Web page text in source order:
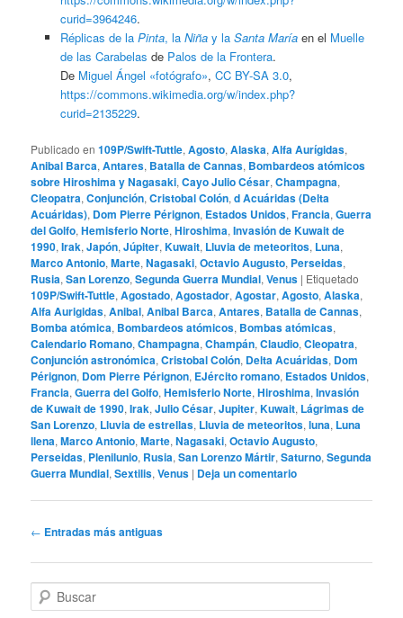
curid=3964246.
Réplicas de la Pinta, la Niñay la Santa Maríaen el Muelle
de las Carabelas de Palos de la Frontera.
De Miguel Ángel «fotógrafo», CC BY-SA 3.0,
https://commons.wikimedia.org/w/index.php?
curid=2135229.
Publicado en 109P/Swift-Tuttle,Agosto,Alaska,Alfa Aurígidas,
Anibal Barca,Antares, Batalla de Cannas, Bombardeos atómicos
sobre Hiroshima y Nagasaki,Cayo Julio César,Champagna,
Cleopatra,Conjunción,Cristobal Colón,d Acuáridas (Delta
Acuáridas), Dom Pierre Pérignon, Estados Unidos,Francia,Guerra
del Golfo,Hemisferio Norte,Hiroshima,Invasión de Kuwait de
1990,Irak,Japón,Júpiter,Kuwait, Lluvia de meteoritos, Luna,
Marco Antonio,Marte,Nagasaki,Octavio Augusto, Perseidas,
Rusia,San Lorenzo,Segunda Guerra Mundial,Venus | Etiquetado
109P/Swift-Tuttle,Agostado,Agostador,Agostar,Agosto,Alaska,
Alfa Aurigidas,Anibal,Anibal Barca,Antares, Batalla de Cannas,
Bomba atómica, Bombardeos atómicos, Bombas atómicas,
Calendario Romano,Champagna,Champán,Claudio,Cleopatra,
Conjunción astronómica,Cristobal Colón, Delta Acuáridas, Dom
Pérignon, Dom Pierre Pérignon, EJército romano, Estados Unidos,
Francia,Guerra del Golfo,Hemisferio Norte,Hiroshima,Invasión
de Kuwait de 1990,Irak,Julio César,Jupiter,Kuwait, Lágrimas de
San Lorenzo, Lluvia de estrellas, Lluvia de meteoritos,luna, Luna
llena,Marco Antonio,Marte,Nagasaki,Octavio Augusto,
Perseidas, Plenilunio, Rusia,San Lorenzo Mártir,Saturno,Segunda
Guerra Mundial,Sextilis,Venus | Deja un comentario
Navegación
entradas
← Entradas más antiguas
u